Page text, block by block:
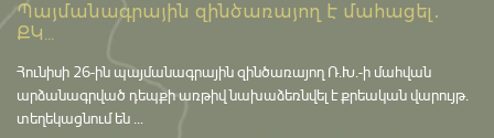
Պայմանագրային զինծառայող է մահացել․
ՔԿ...
Հունիսի 26-ին պայմանագրային զինծառայող Ռ.Խ.-ի մահվան
արձանագրված դեպքի առթիվ նախաձեռնվել է քրեական վարույթ․
տեղեկացնում են ...